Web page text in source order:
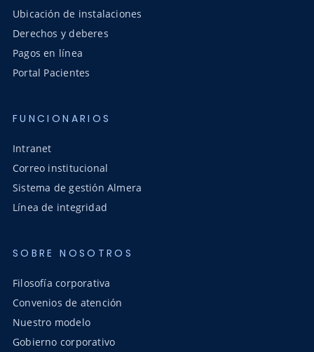
Ubicación de instalaciones
Derechos y deberes
Pagos en línea
Portal Pacientes
FUNCIONARIOS
Intranet
Correo institucional
Sistema de gestión Almera
Línea de integridad
SOBRE NOSOTROS
Filosofía corporativa
Convenios de atención
Nuestro modelo
Gobierno corporativo